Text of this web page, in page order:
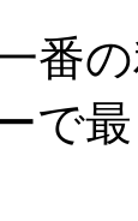
番
で